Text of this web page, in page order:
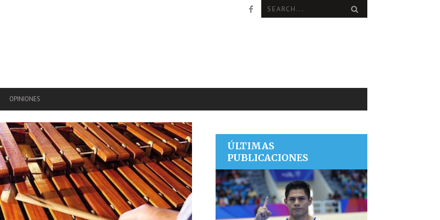
OPINIONES
ÚLTIMAS
PUBLICACIONES